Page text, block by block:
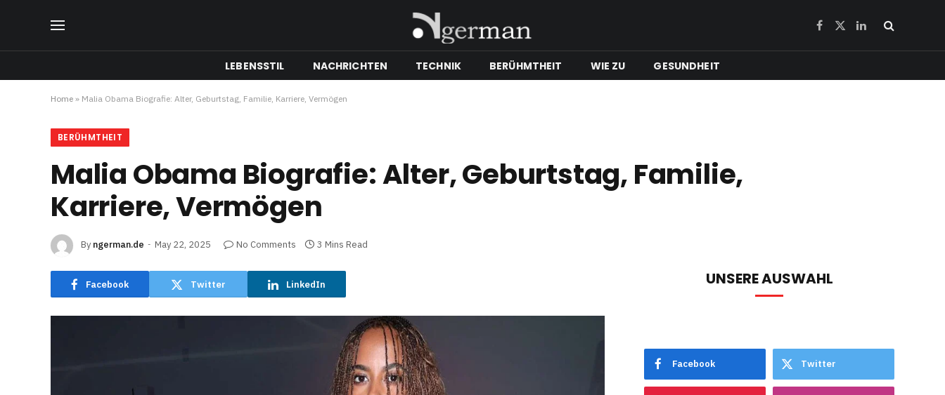
Facebook
X
LinkedIn
LEBENSSTIL NACHRICHTEN TECHNIK BERÜHMTHEIT WIE ZU GESUNDHEIT
Home » Malia Obama Biografie: Alter, Geburtstag, Familie, Karriere, Vermögen
BERÜHMTHEIT
Malia Obama Biografie: Alter, Geburtstag, Familie,
Karriere, Vermögen
By ngerman.de May 22, 2025 No Comments 3 Mins Read
Facebook Twitter LinkedIn UNSERE AUSWAHL
Facebook Twitter